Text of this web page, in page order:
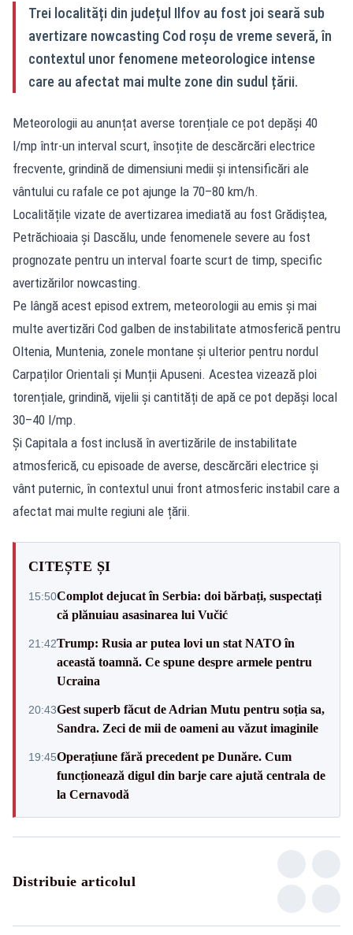
Trei localități din județul Ilfov au fost joi seară sub
avertizare nowcasting Cod roșu de vreme severă, în
contextul unor fenomene meteorologice intense
care au afectat mai multe zone din sudul țării.
Meteorologii au anunțat averse torențiale ce pot depăși 40
l/mp într-un interval scurt, însoțite de descărcări electrice
frecvente, grindină de dimensiuni medii și intensificări ale
vântului cu rafale ce pot ajunge la 70–80 km/h.
Localitățile vizate de avertizarea imediată au fost Grădiștea,
Petrăchioaia și Dascălu, unde fenomenele severe au fost
prognozate pentru un interval foarte scurt de timp, specific
avertizărilor nowcasting.
Pe lângă acest episod extrem, meteorologii au emis și mai
multe avertizări Cod galben de instabilitate atmosferică pentru
Oltenia, Muntenia, zonele montane și ulterior pentru nordul
Carpaților Orientali și Munții Apuseni. Acestea vizează ploi
torențiale, grindină, vijelii și cantități de apă ce pot depăși local
30–40 l/mp.
Și Capitala a fost inclusă în avertizările de instabilitate
atmosferică, cu episoade de averse, descărcări electrice și
vânt puternic, în contextul unui front atmosferic instabil care a
afectat mai multe regiuni ale țării.
CITEȘTE ȘI
15:50Complot dejucat în Serbia: doi bărbați, suspectați
că plănuiau asasinarea lui Vučić
21:42Trump: Rusia ar putea lovi un stat NATO în
această toamnă. Ce spune despre armele pentru
Ucraina
20:43Gest superb făcut de Adrian Mutu pentru soția sa,
Sandra. Zeci de mii de oameni au văzut imaginile
19:45Operațiune fără precedent pe Dunăre. Cum
funcționează digul din barje care ajută centrala de
la Cernavodă
Distribuie articolul